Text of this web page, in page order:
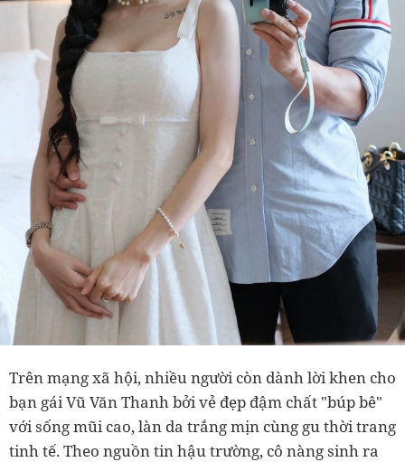
Trên mạng xã hội, nhiều người còn dành lời khen cho
bạn gái Vũ Văn Thanh bởi vẻ đẹp đậm chất "búp bê"
với sống mũi cao, làn da trắng mịn cùng gu thời trang
tinh tế. Theo nguồn tin hậu trường, cô nàng sinh ra